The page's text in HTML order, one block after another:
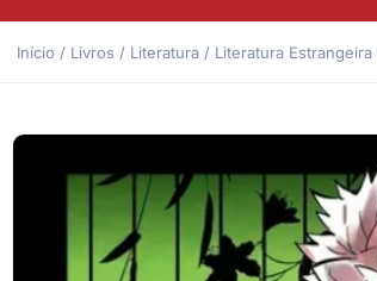
Início / Livros / Literatura / Literatura Estrangeira